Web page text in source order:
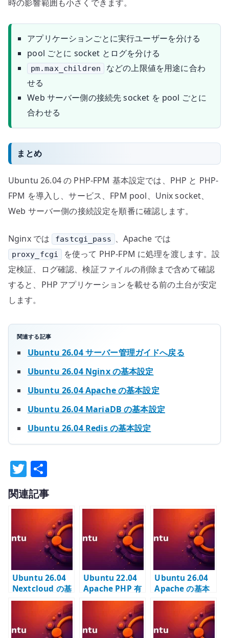
時の影響範囲も小さくできます。
アプリケーションごとに実行ユーザーを分ける
pool ごとに socket とログを分ける
pm.max_children
などの上限値を用途に合わ
せる
Web サーバー側の接続先 socket を pool ごとに
合わせる
まとめ
Ubuntu 26.04 の PHP-FPM 基本設定では、PHP と PHP-
FPM を導入し、サービス、FPM pool、Unix socket、
Web サーバー側の接続設定を順番に確認します。
Nginx では fastcgi_pass 、Apache では
proxy_fcgi
を使って PHP-FPM に処理を渡します。設
定検証、ログ確認、検証ファイルの削除まで含めて確認
すると、PHP アプリケーションを載せる前の土台が安定
します。
関連する記事
Ubuntu 26.04 サーバー管理ガイドへ戻る
Ubuntu 26.04 Nginx の基本設定
Ubuntu 26.04 Apache の基本設定
Ubuntu 26.04 MariaDB の基本設定
Ubuntu 26.04 Redis の基本設定
T
w
it
r
有
関連記事
Ubuntu 26.04
Nextcloud の基
本構成 – Nginx /
MariaDB で土台
を作る
Ubuntu 22.04
Apache PHP 有
効化 –
libapache2-
mod-php の設
定と確認
Ubuntu 26.04
Apache の基本
設定 – Web サー
バーの土台を作